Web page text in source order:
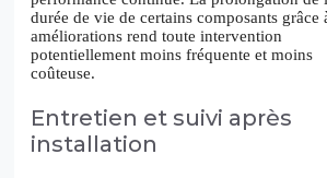
durée de vie de certains composants grâce
améliorations rend toute intervention
potentiellement moins fréquente et moins
coûteuse.
Entretien et suivi après
installation